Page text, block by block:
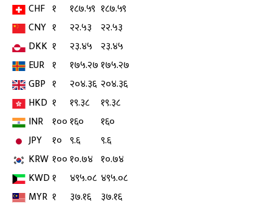
CHF १ १८७.५९ १८७.५९
CNY १ २२.५३
२२.५३
DKK १ २३.४५ २३.४५
EUR १ १७५.२७१७५.२७
GBP १ २०४.३६ २०४.३६
HKD १ १९.३८
१९.३८
INR १००१६०
१६०
JPY
१० ९.६
९.६
KRW १००१०.७४ १०.७४
KWD१ ४९५.०८ ४९५.०८
MYR १ ३७.१६
३७.१६